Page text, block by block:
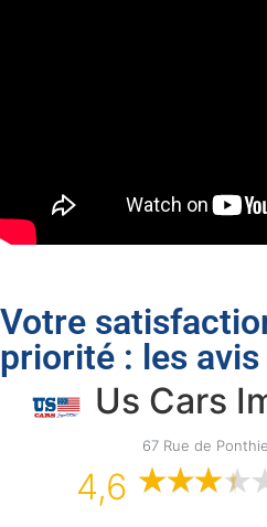
Votre
priorité : les avis
Us Cars
67 Rue de
4,6